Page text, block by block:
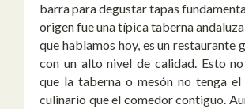
barra para degustar tapas
origen fue una típica taberna
que hablamos hoy, es un restaurante
con un alto nivel de calidad. Esto
que la taberna o mesón no tenga
culinario que el comedor contiguo.